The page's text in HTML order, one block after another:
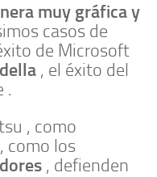
muy gráfica y
casos de
de Microsoft
, el éxito del
.
, como
, como los
, defienden